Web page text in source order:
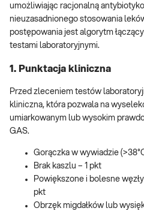
umożliwiając racjonalną
nieuzasadnionego stosowania
postępowania jest algorytm
testami laboratoryjnymi.
1. Punktacja kliniczna
Przed zleceniem testów
kliniczna, która pozwala na
umiarkowanym lub wysokim
GAS.
Gorączka w wywiadzie
Brak kaszlu – 1 pkt
Powiększone i bolesne
pkt
Obrzęk migdałków lub